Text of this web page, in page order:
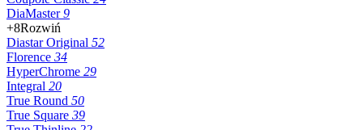
DiaMaster9
+8Rozwiń
Diastar Original 52
Florence 34
HyperChrome 29
Integral 20
True Round 50
True Square 39